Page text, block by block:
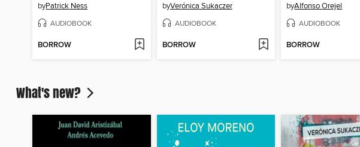
byPatrick Ness
AUDIOBOOK
BORROW
byVerónica Sukaczer
AUDIOBOOK
BORROW
byAlfonso Orejel
AUDIOBOOK
BORROW
What's new?